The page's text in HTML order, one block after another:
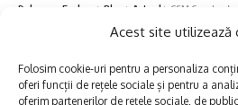
Acest site utilizează
Folosim cookie-uri pentru a personaliza
oferi funcții de rețele sociale și pentru a
oferim partenerilor de rețele sociale, de
Dobrogea Explore > Blog > Actual > CSM Constanța
CSM Constanța –